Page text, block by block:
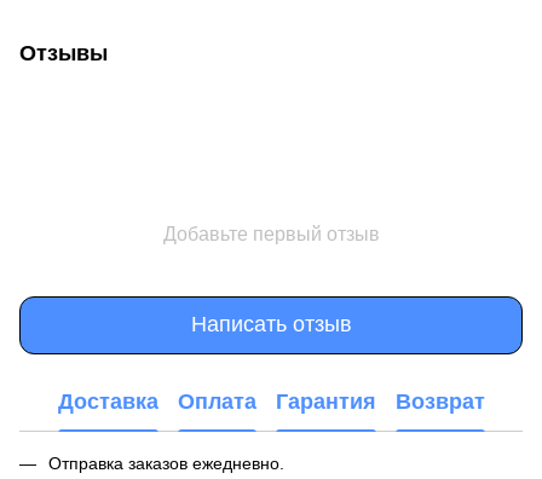
Отзывы
Добавьте первый отзыв
Написать отзыв
Доставка Оплата Гарантия Возврат
Отправка заказов ежедневно.